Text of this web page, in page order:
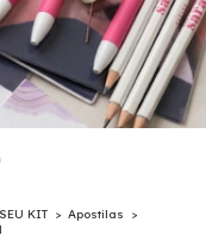
KIT > Apostilas
>